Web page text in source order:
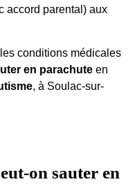
accord parental) aux
conditions médicales
en parachute en
, à Soulac-sur-
on sauter en